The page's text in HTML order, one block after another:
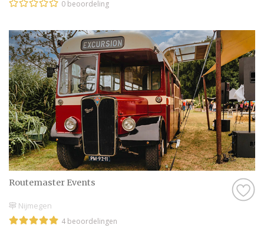
0 beoordeling
Routemaster Events
Nijmegen
4 beoordelingen